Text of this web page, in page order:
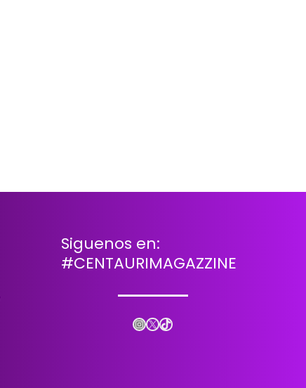
Siguenos en:
#CENTAURIMAGAZZINE